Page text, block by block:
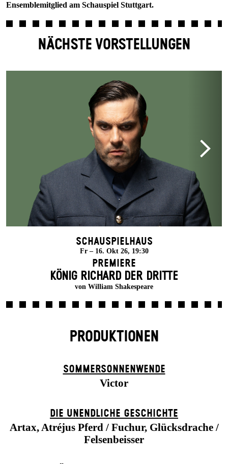
Ensemblemitglied am Schauspiel Stuttgart.
NÄCHSTE VORSTELLUNGEN
Schauspielhaus
Fr – 16. Okt 26, 19:30
Premiere
KÖNIG RICHARD DER DRITTE
von William Shakespeare
PRODUKTIONEN
SOMMER­SONNEN­WENDE
Victor
DIE UN­ENDLICHE GESCHICHTE
Artax, Atréjus Pferd / Fuchur, Glücksdrache /
Felsenbeisser